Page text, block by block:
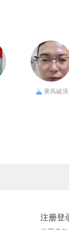
乘风破浪
注册登